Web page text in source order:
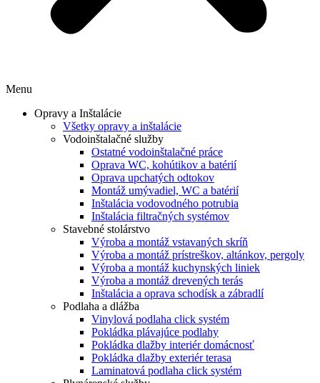
Menu
Opravy a Inštalácie
Všetky opravy a inštalácie
Vodoinštalačné služby
Ostatné vodoinštalačné práce
Oprava WC, kohútikov a batérií
Oprava upchatých odtokov
Montáž umývadiel, WC a batérií
Inštalácia vodovodného potrubia
Inštalácia filtračných systémov
Stavebné stolárstvo
Výroba a montáž vstavaných skríň
Výroba a montáž prístreškov, altánkov, pergoly
Výroba a montáž kuchynských liniek
Výroba a montáž drevených terás
Inštalácia a oprava schodísk a zábradlí
Podlaha a dlážba
Vinylová podlaha click systém
Pokládka plávajúce podlahy
Pokládka dlažby interiér domácnosť
Pokládka dlažby exteriér terasa
Laminatová podlaha click systém